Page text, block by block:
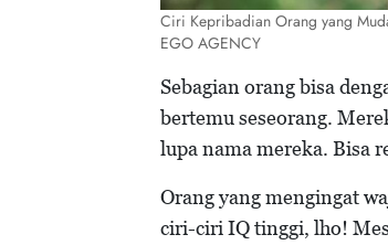
Ciri Kepribadian Orang yang
EGO AGENCY
Sebagian orang bisa
bertemu seseorang.
lupa nama mereka. Bisa
Orang yang mengingat
ciri-ciri IQ tinggi, lho!